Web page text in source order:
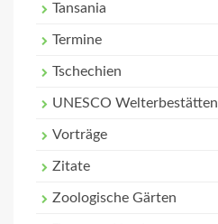
Tansania
Termine
Tschechien
UNESCO Welterbestätten
Vorträge
Zitate
Zoologische Gärten